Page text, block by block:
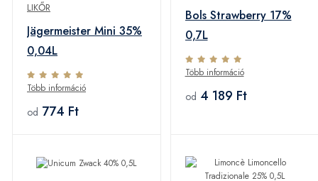
LIKŐR
Jägermeister Mini 35%
0,04L
Több információ
od 774 Ft
Bols Strawberry 17%
0,7L
Több információ
od 4 189 Ft